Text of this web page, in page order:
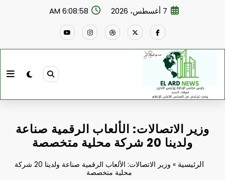
7 أغسطس، 2026 6:08:59 AM
وزير الاتصالات: الألعاب الرقمية صناعة
ولدينا 20 شركة محلية متخصصة
الرئيسية »
وزير الاتصالات: الألعاب الرقمية صناعة ولدينا 20 شركة
محلية متخصصة